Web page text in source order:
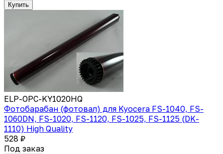
Купить
ELP-OPC-KY1020HQ
Фотобарабан (фотовал) для Kyocera FS-1040, FS-
1060DN, FS-1020, FS-1120, FS-1025, FS-1125 (DK-
1110) High Quality
528 ₽
Под заказ